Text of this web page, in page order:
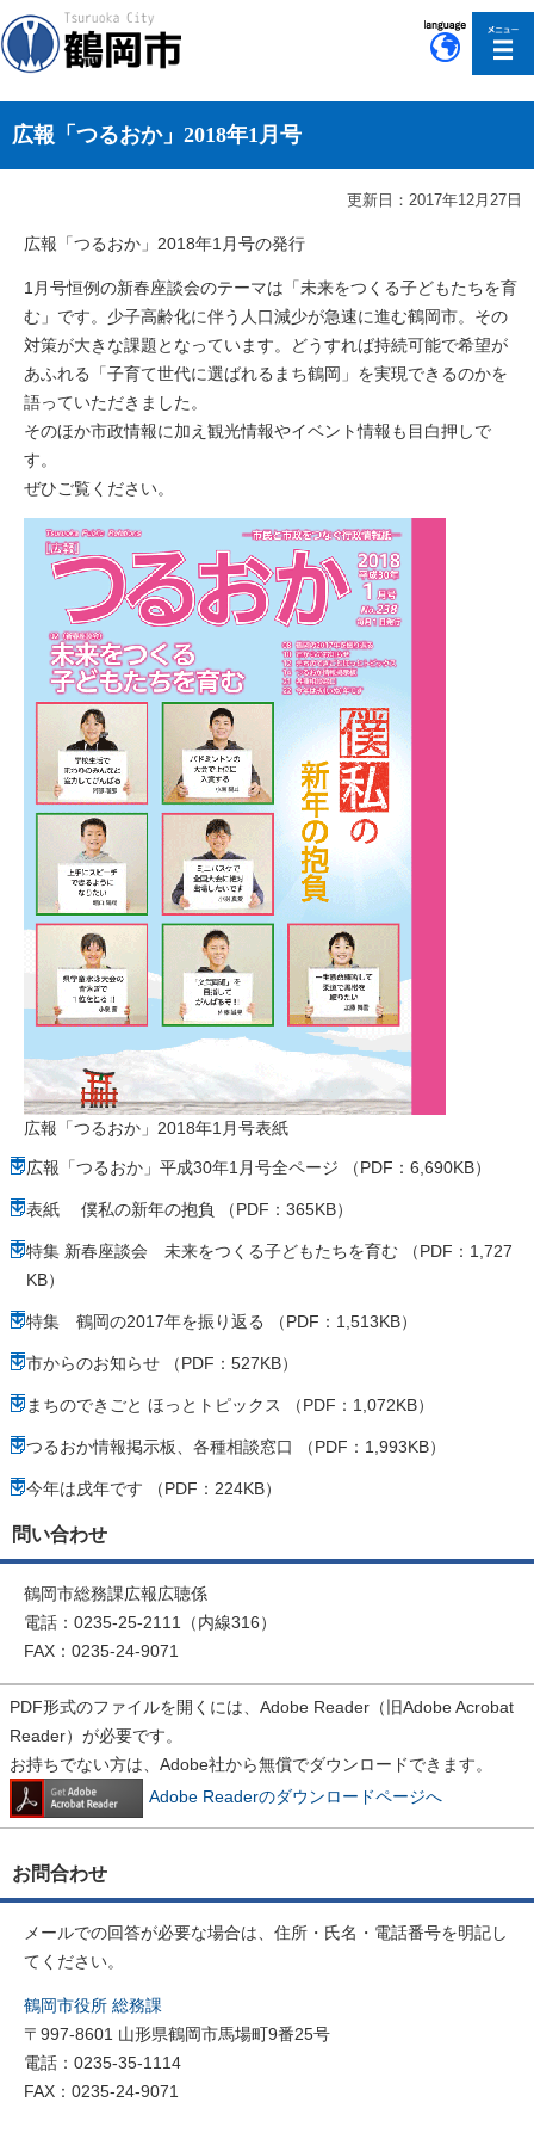
広報「つるおか」2018年1月号
更新日：2017年12月27日
広報「つるおか」2018年1月号の発行
1月号恒例の新春座談会のテーマは「未来をつくる子どもたちを育
む」です。少子高齢化に伴う人口減少が急速に進む鶴岡市。その
対策が大きな課題となっています。どうすれば持続可能で希望が
あふれる「子育て世代に選ばれるまち鶴岡」を実現できるのかを
語っていただきました。
そのほか市政情報に加え観光情報やイベント情報も目白押しで
す。
ぜひご覧ください。
広報「つるおか」2018年1月号表紙
広報「つるおか」平成30年1月号全ページ （PDF：6,690KB）
表紙 僕私の新年の抱負 （PDF：365KB）
特集 新春座談会 未来をつくる子どもたちを育む （PDF：1,727
KB）
特集 鶴岡の2017年を振り返る （PDF：1,513KB）
市からのお知らせ （PDF：527KB）
まちのできごと ほっとトピックス （PDF：1,072KB）
つるおか情報掲示板、各種相談窓口 （PDF：1,993KB）
今年は戌年です （PDF：224KB）
問い合わせ
鶴岡市総務課広報広聴係
電話：0235-25-2111（内線316）
FAX：0235-24-9071
PDF形式のファイルを開くには、Adobe Reader（旧Adobe Acrobat
Reader）が必要です。
お持ちでない方は、Adobe社から無償でダウンロードできます。
Adobe Readerのダウンロードページへ
お問合わせ
メールでの回答が必要な場合は、住所・氏名・電話番号を明記し
てください。
鶴岡市役所 総務課
〒997-8601 山形県鶴岡市馬場町9番25号
電話：0235-35-1114
FAX：0235-24-9071